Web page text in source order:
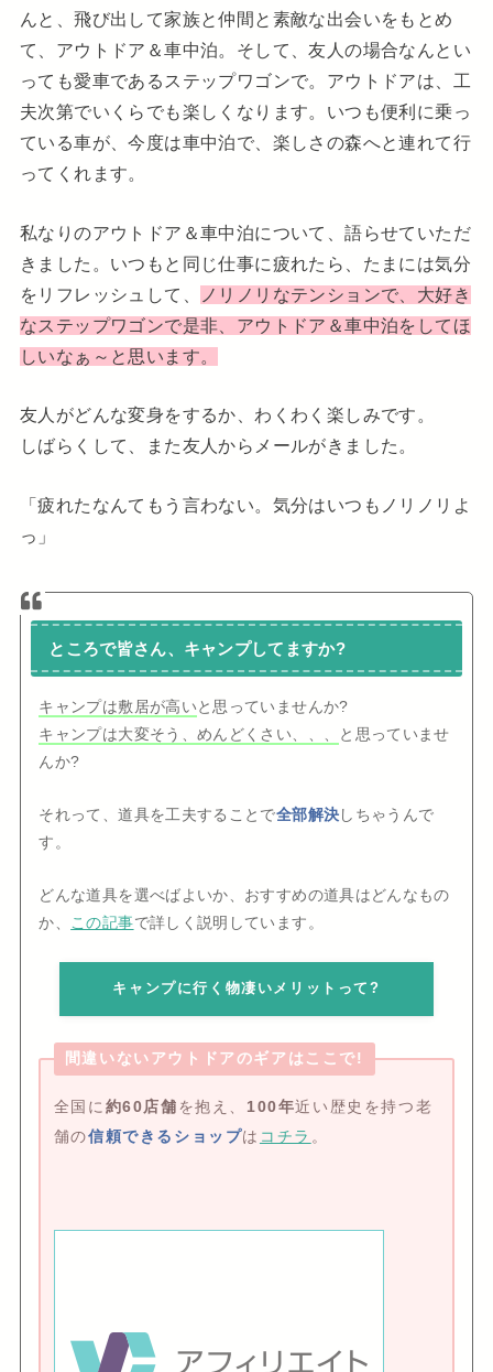
んと、飛び出して家族と仲間と素敵な出会いをもとめ
て、アウトドア＆車中泊。そして、友人の場合なんとい
っても愛車であるステップワゴンで。アウトドアは、工
夫次第でいくらでも楽しくなります。いつも便利に乗っ
ている車が、今度は車中泊で、楽しさの森へと連れて行
ってくれます。
私なりのアウトドア＆車中泊について、語らせていただ
きました。いつもと同じ仕事に疲れたら、たまには気分
をリフレッシュして、
ノリノリなテンションで、大好き
なステップワゴンで是非、アウトドア＆車中泊をしてほ
しいなぁ～と思います。
友人がどんな変身をするか、わくわく楽しみです。
しばらくして、また友人からメールがきました。
「疲れたなんてもう言わない。気分はいつもノリノリよ
っ」
ところで皆さん、キャンプしてますか?
キャンプは敷居が高いと思っていませんか?
キャンプは大変そう、めんどくさい、、、
と思っていませ
んか?
それって、道具を工夫することで全部解決しちゃうんで
す。
どんな道具を選べばよいか、おすすめの道具はどんなもの
か、
この記事で詳しく説明しています。
キャンプに行く物凄いメリットって?
間違いないアウトドアのギアはここで!
全国に約60店舗 を抱え、 100年近い歴史を持つ老
舗の信頼できるショップは コチラ 。